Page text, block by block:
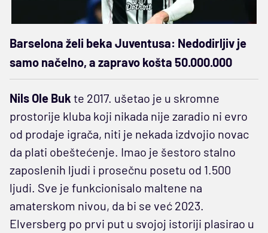
Barselona želi beka Juventusa: Nedodirljiv je
samo načelno, a zapravo košta 50.000.000
Nils Ole Buk te 2017. ušetao je u skromne
prostorije kluba koji nikada nije zaradio ni evro
od prodaje igrača, niti je nekada izdvojio novac
da plati obeštećenje. Imao je šestoro stalno
zaposlenih ljudi i prosečnu posetu od 1.500
ljudi. Sve je funkcionisalo maltene na
amaterskom nivou, da bi se već 2023.
Elversberg po prvi put u svojoj istoriji plasirao u